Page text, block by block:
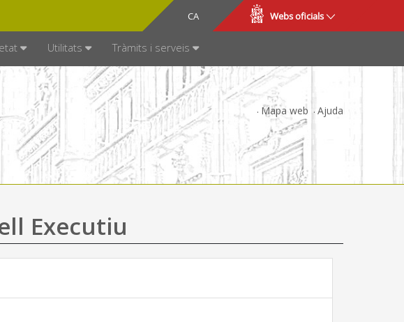
CA
ES Webs oficials
Utilitats Tràmits i serveis
Mapa web Ajuda
Executiu